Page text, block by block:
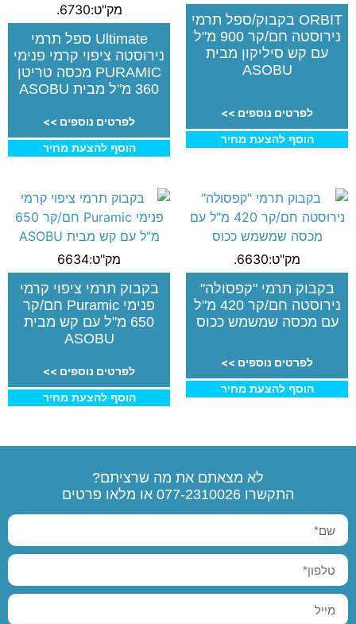
ORBIT בקבוק/ספל תרמי
נירוסטה חם/קר 900 מ"ל
עם קש סיליקון מבית
ASOBU
לפרטים נוספים >>
הוסף להצעת מחיר
מק"ט:6730.
Ultimate ספל תרמי
נירוסטה ציפוי קרמי פנימי
PURAMIC מכסה טריטן
360 מ"ל מבית ASOBU
לפרטים נוספים >>
הוסף להצעת מחיר
מק"ט:6630.
בקבוק תרמי "קפסולה"
נירוסטה חם/קר 420 מ"ל
עם מכסה שמשמש ככוס
לפרטים נוספים >>
הוסף להצעת מחיר
מק"ט:6634
בקבוק תרמי ציפוי קרמי
פנימי Puramic חם/קר
650 מ"ל עם קש מבית
ASOBU
לפרטים נוספים >>
הוסף להצעת מחיר
לא מצאתם את מה שרציתם?
התקשרו 077-2310026 או מלאו פרטים